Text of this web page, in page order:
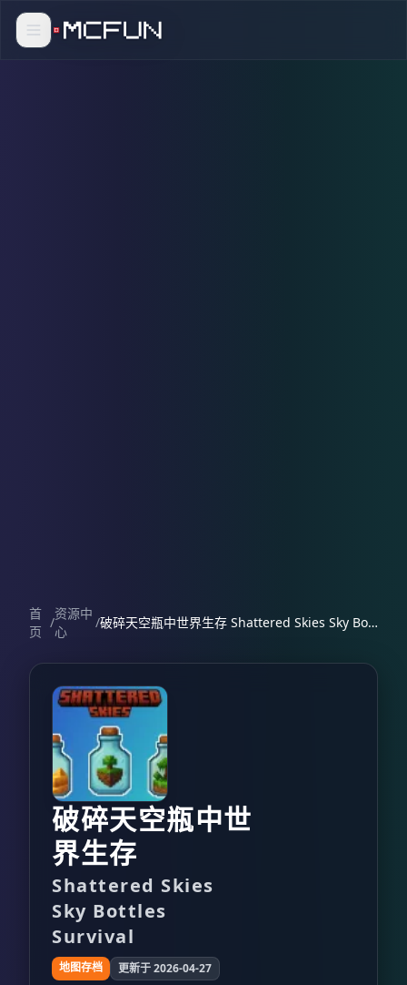
首
页
/
资源中
心
/ 破碎天空瓶中世界生存 Shattered Skies Sky Bottles Survival
破碎天空瓶中世
界生存
Shattered Skies
Sky Bottles
Survival
地图存档 更新于 2026-04-27